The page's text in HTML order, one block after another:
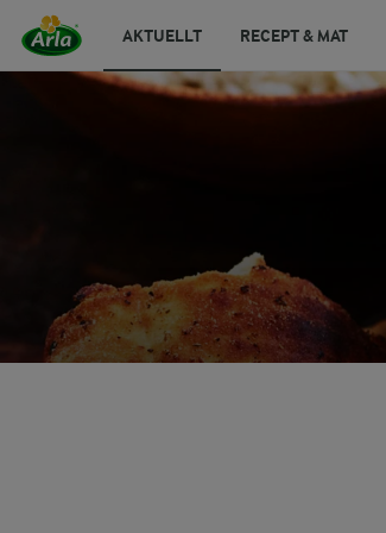
AKTUELLT RECEPT & MAT